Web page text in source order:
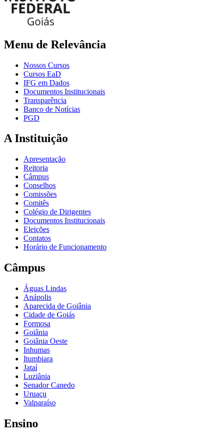
Menu de Relevância
Nossos Cursos
Cursos EaD
IFG em Dados
Documentos Institucionais
Transparência
Banco de Notícias
PGD
A Instituição
Apresentação
Reitoria
Câmpus
Conselhos
Comissões
Comitês
Colégio de Dirigentes
Documentos Institucionais
Eleições
Contatos
Horário de Funcionamento
Câmpus
Águas Lindas
Anápolis
Aparecida de Goiânia
Cidade de Goiás
Formosa
Goiânia
Goiânia Oeste
Inhumas
Itumbiara
Jataí
Luziânia
Senador Canedo
Uruaçu
Valparaíso
Ensino